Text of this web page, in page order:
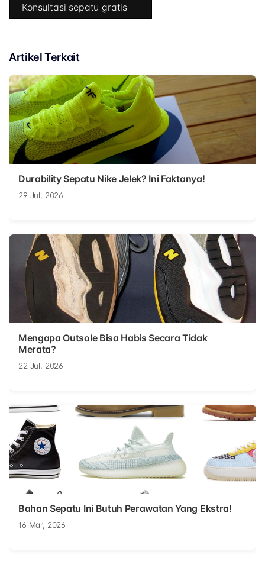
Konsultasi sepatu gratis
Artikel Terkait
Durability Sepatu Nike Jelek? Ini Faktanya!
29 Jul, 2026
Mengapa Outsole Bisa Habis Secara Tidak
Merata?
22 Jul, 2026
Bahan Sepatu Ini Butuh Perawatan Yang Ekstra!
16 Mar, 2026